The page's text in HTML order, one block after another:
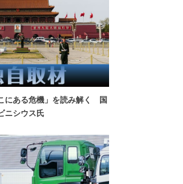
にある危機」を読み解く 国
ニシウス氏